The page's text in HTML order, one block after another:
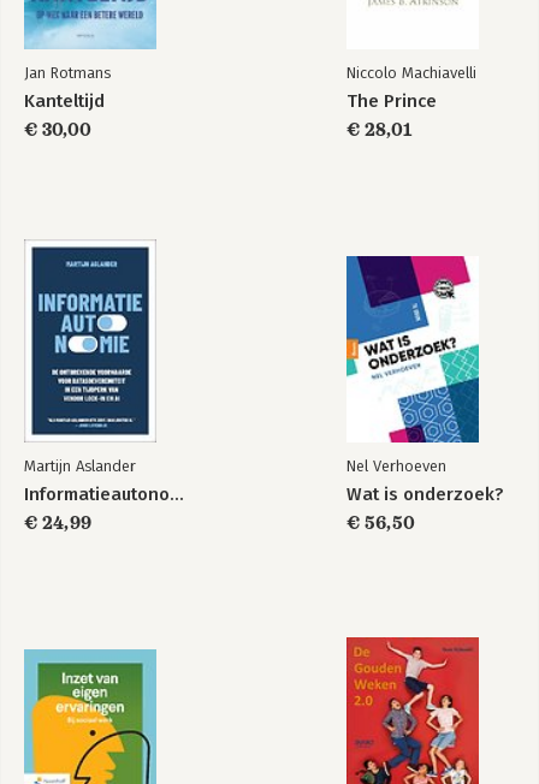
Jan Rotmans
Kanteltijd
€ 30,00
Niccolo Machiavelli
The Prince
€ 28,01
Martijn Aslander
Informatieautonomie
€ 24,99
Nel Verhoeven
Wat is onderzoek?
€ 56,50